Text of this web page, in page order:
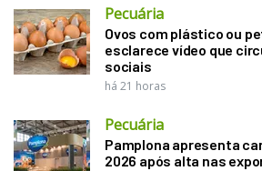
Pecuária
Ovos com plástico ou
esclarece vídeo que
sociais
há 21 horas
Pecuária
Pamplona apresenta
2026 após alta nas